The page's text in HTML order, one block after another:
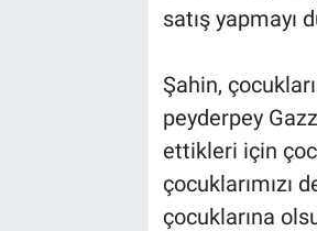
satış yapmayı
Şahin,
peyderpey
ettikleri için
çocuklarımızı
çocuklarına